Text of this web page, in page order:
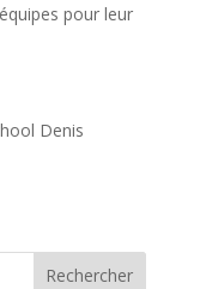
pour leur
Denis
Rechercher